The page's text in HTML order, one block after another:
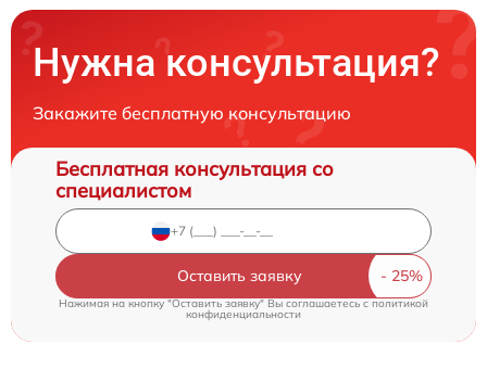
Нужна консультация?
Закажите бесплатную консультацию
Бесплатная консультация со
специалистом
Оставить заявку
Нажимая на кнопку "Оставить заявку" Вы соглашаетесь cполитикой
конфиденциальности